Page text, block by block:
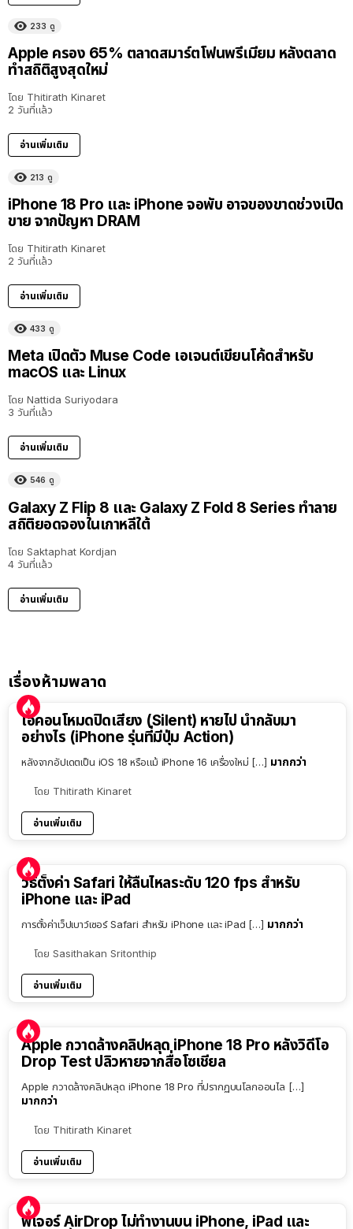
233 ดู
Apple ครอง 65% ตลาดสมาร์ตโฟนพรีเมียม หลังตลาด
ทำสถิติสูงสุดใหม่
โดย Thitirath Kinaret
2 วันที่แล้ว
อ่านเพิ่มเติม
213 ดู
iPhone 18 Pro และ iPhone จอพับ อาจของขาดช่วงเปิด
ขาย จากปัญหา DRAM
โดย Thitirath Kinaret
2 วันที่แล้ว
อ่านเพิ่มเติม
433 ดู
Meta เปิดตัว Muse Code เอเจนต์เขียนโค้ดสำหรับ
macOS และ Linux
โดย Nattida Suriyodara
3 วันที่แล้ว
อ่านเพิ่มเติม
546 ดู
Galaxy Z Flip 8 และ Galaxy Z Fold 8 Series ทำลาย
สถิติยอดจองในเกาหลีใต้
โดย Saktaphat Kordjan
4 วันที่แล้ว
อ่านเพิ่มเติม
เรื่องห้ามพลาด
ไอคอนโหมดปิดเสียง (Silent) หายไป นำกลับมา
อย่างไร (iPhone รุ่นที่มีปุ่ม Action)
หลังจากอัปเดตเป็น iOS 18 หรือแม้ iPhone 16 เครื่องใหม่ […] มากกว่า
โดย Thitirath Kinaret
อ่านเพิ่มเติม
วิธีตั้งค่า Safari ให้ลื่นไหลระดับ 120 fps สำหรับ
iPhone และ iPad
การตั้งค่าเว็ปเบาว์เซอร์ Safari สำหรับ iPhone และ iPad […] มากกว่า
โดย Sasithakan Sritonthip
อ่านเพิ่มเติม
Apple กวาดล้างคลิปหลุด iPhone 18 Pro หลังวิดีโอ
Drop Test ปลิวหายจากสื่อโซเชียล
Apple กวาดล้างคลิปหลุด iPhone 18 Pro ที่ปรากฏบนโลกออนไล […]
มากกว่า
โดย Thitirath Kinaret
อ่านเพิ่มเติม
ฟีเจอร์ AirDrop ไม่ทำงานบน iPhone, iPad และ